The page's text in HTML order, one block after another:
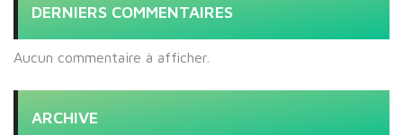
DERNIERS COMMENTAIRES
Aucun commentaire à afficher.
ARCHIVE